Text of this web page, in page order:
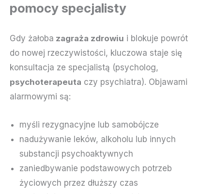
pomocy specjalisty
Gdy żałoba zagraża zdrowiu i blokuje powrót
do nowej rzeczywistości, kluczowa staje się
konsultacja ze specjalistą (psycholog,
psychoterapeuta czy psychiatra). Objawami
alarmowymi są:
myśli rezygnacyjne lub samobójcze
nadużywanie leków, alkoholu lub innych
substancji psychoaktywnych
zaniedbywanie podstawowych potrzeb
życiowych przez dłuższy czas